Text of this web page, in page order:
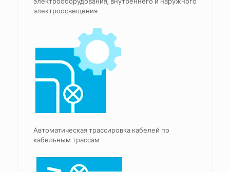
электроосвещения
Автоматическая трассировка кабелей по
кабельным трассам